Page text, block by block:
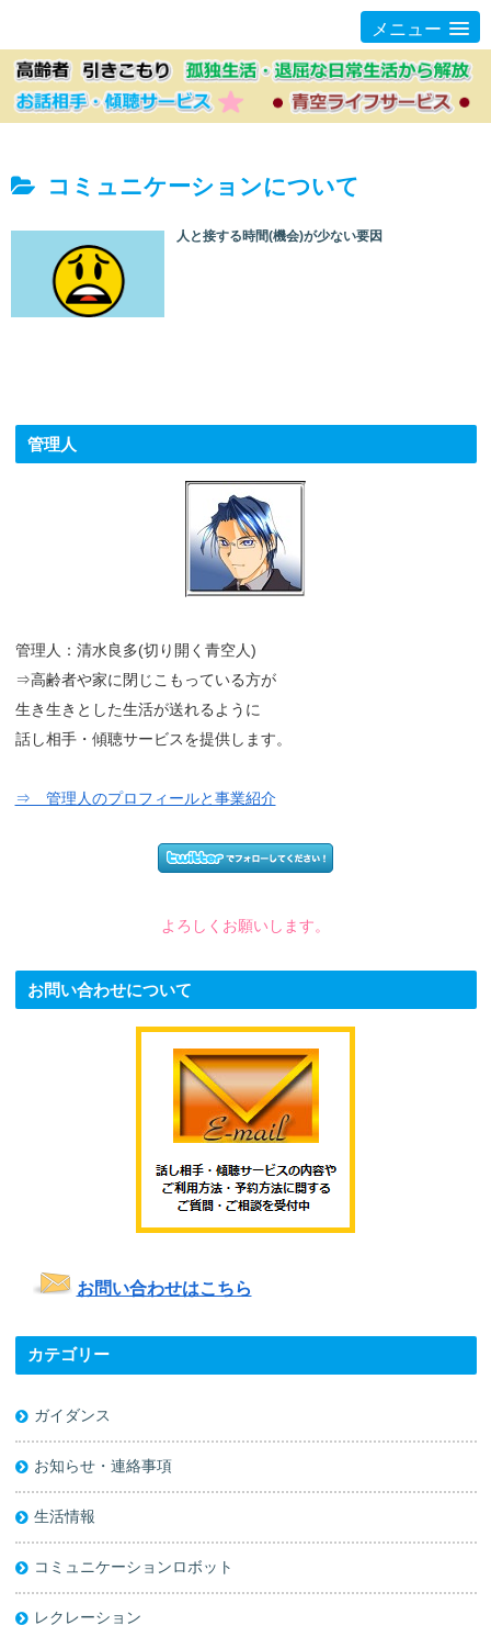
メニュー
コミュニケーションについて
人と接する時間(機会)が少ない要因
管理人
管理人：清水良多(切り開く青空人)
⇒高齢者や家に閉じこもっている方が
生き生きとした生活が送れるように
話し相手・傾聴サービスを提供します。
⇒ 管理人のプロフィールと事業紹介
よろしくお願いします。
お問い合わせについて
お問い合わせはこちら
カテゴリー
ガイダンス
お知らせ・連絡事項
生活情報
コミュニケーションロボット
レクレーション